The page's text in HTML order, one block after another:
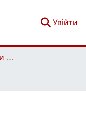
Увійти
Структурні підрозділи Київського національного університету імені Тараса Шевченка та Організації | Faculties, Institutes and Departments of Taras Shevchenko National University of Kyiv and Organizations